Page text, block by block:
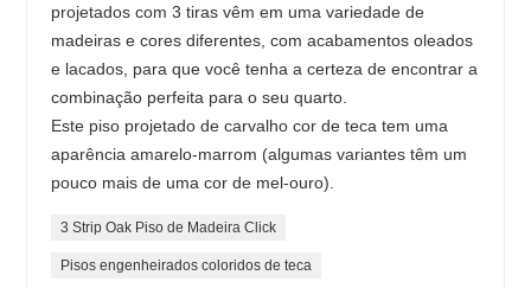
projetados com 3 tiras vêm em uma variedade de
madeiras e cores diferentes, com acabamentos oleados
e lacados, para que você tenha a certeza de encontrar a
combinação perfeita para o seu quarto.
Este piso projetado de carvalho cor de teca tem uma
aparência amarelo-marrom (algumas variantes têm um
pouco mais de uma cor de mel-ouro).
3 Strip Oak Piso de Madeira Click
Pisos engenheirados coloridos de teca